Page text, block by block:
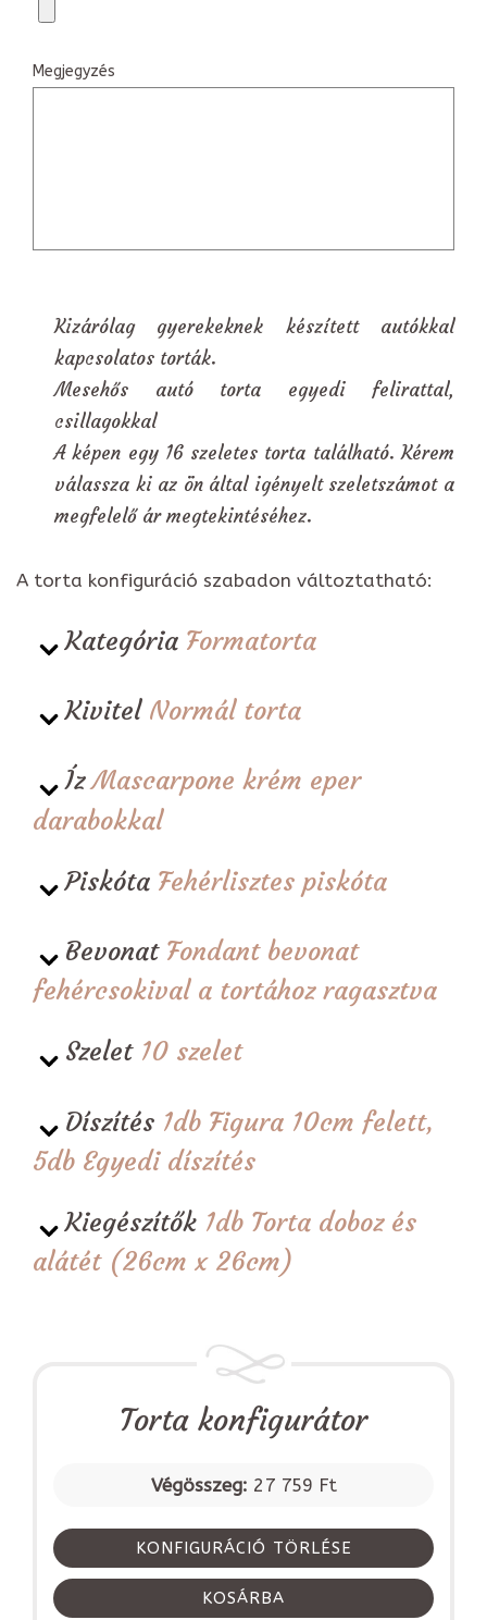
Megjegyzés
Kizárólag gyerekeknek készített autókkal
kapcsolatos torták.
Mesehős autó torta egyedi felirattal,
csillagokkal
A képen egy 16 szeletes torta található. Kérem
válassza ki az ön által igényelt szeletszámot a
megfelelő ár megtekintéséhez.
A torta konfiguráció szabadon változtatható:
Kategória Formatorta
Kivitel Normál torta
ÍzMascarpone krém eper
darabokkal
Piskóta Fehérlisztes piskóta
Bevonat Fondant bevonat
fehércsokival a tortához ragasztva
Szelet 10 szelet
Díszítés 1db Figura 10cm felett,
5db Egyedi díszítés
Kiegészítők 1db Torta doboz és
alátét (26cm x 26cm)
Torta konfigurátor
Végösszeg: 27 759 Ft
KONFIGURÁCIÓ TÖRLÉSE
KOSÁRBA